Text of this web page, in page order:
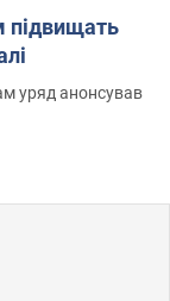
підвищать
уряд анонсував